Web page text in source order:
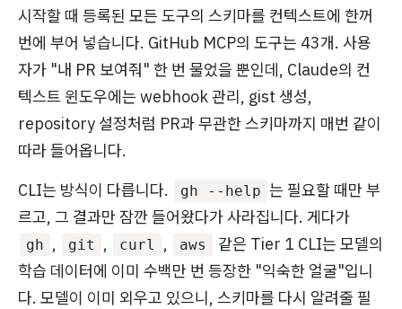
시작할 때 등록된 모든 도구의 스키마를 컨텍스트에 한꺼
번에 부어 넣습니다. GitHub MCP의 도구는 43개. 사용
자가 "내 PR 보여줘" 한 번 물었을 뿐인데, Claude의 컨
텍스트 윈도우에는 webhook 관리, gist 생성,
repository 설정처럼 PR과 무관한 스키마까지 매번 같이
따라 들어옵니다.
CLI는 방식이 다릅니다.
gh --help 는 필요할 때만 부
르고, 그 결과만 잠깐 들어왔다가 사라집니다. 게다가
gh , git , curl , aws
같은 Tier 1 CLI는 모델의
학습 데이터에 이미 수백만 번 등장한 "익숙한 얼굴"입니
다. 모델이 이미 외우고 있으니, 스키마를 다시 알려줄 필